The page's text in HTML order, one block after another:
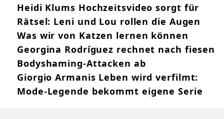
Heidi Klums Hochzeitsvideo sorgt für
Rätsel: Leni und Lou rollen die Augen
Was wir von Katzen lernen können
Georgina Rodríguez rechnet nach fiesen
Bodyshaming-Attacken ab
Giorgio Armanis Leben wird verfilmt:
Mode-Legende bekommt eigene Serie